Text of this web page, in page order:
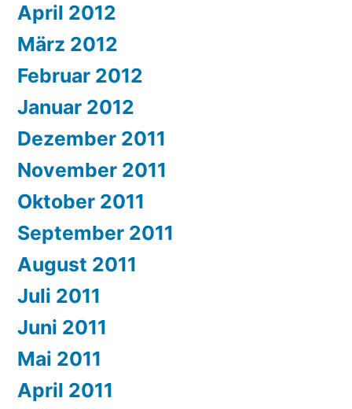
April 2012
März 2012
Februar 2012
Januar 2012
Dezember 2011
November 2011
Oktober 2011
September 2011
August 2011
Juli 2011
Juni 2011
Mai 2011
April 2011